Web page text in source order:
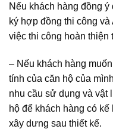
Nếu khách hàng đồng
ký hợp đồng thi công
việc thi công hoàn thiện
– Nếu khách hàng
tính của căn hộ của
nhu cầu sử dụng và vật
hộ để khách hàng có
xây dưng sau thiết kế.